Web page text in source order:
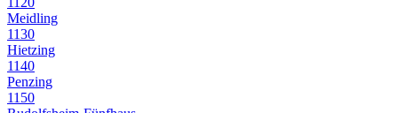
Meidling
1130
Hietzing
1140
Penzing
1150